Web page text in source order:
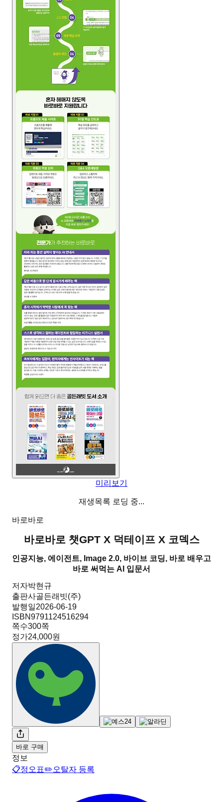
미리보기
재생목록 로딩 중...
바로바로
바로바로 챗GPT X 덕테이프 X 코덱스
인공지능, 에이전트, Image 2.0, 바이브 코딩, 바로 배우고
바로 써먹는 AI 입문서
저자박현규
출판사골든래빗(주)
발행일2026-06-19
ISBN9791124516294
쪽수300쪽
정가24,000원
바로 구매
정보
📋정오표✏️오탈자 등록